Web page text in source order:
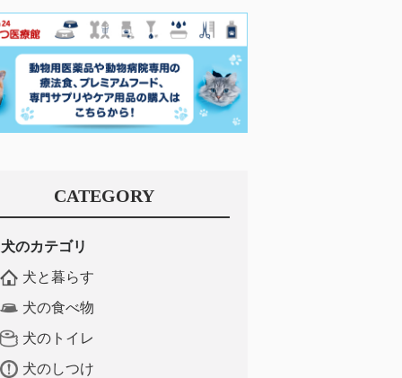
CATEGORY
犬のカテゴリ
犬と暮らす
犬の食べ物
犬のトイレ
犬のしつけ